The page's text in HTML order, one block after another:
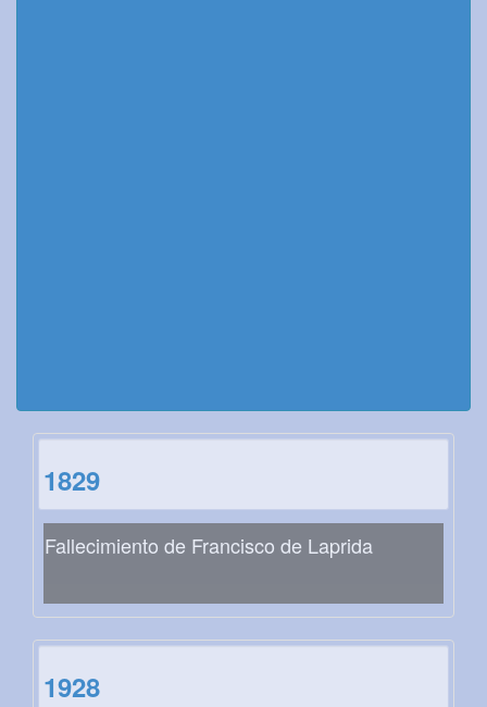
1829
Fallecimiento de Francisco de Laprida
1928